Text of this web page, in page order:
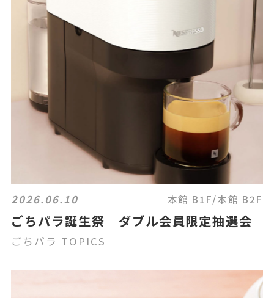
2026.06.10 本館 B1F/本館 B2F
ごちパラ誕生祭 ダブル会員限定抽選会
ごちパラ TOPICS